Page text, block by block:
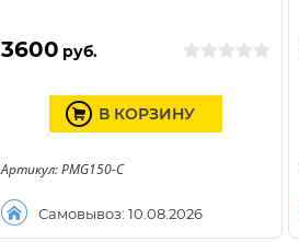
3600 руб.
Самовывоз: 10.08.2026
В КОРЗИНУ
Артикул: PMG150-C